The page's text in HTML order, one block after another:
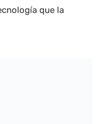
que la